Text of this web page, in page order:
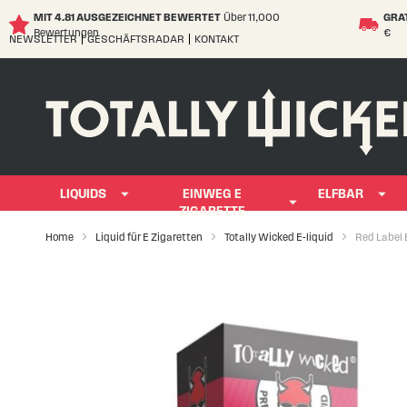
MIT 4.81 AUSGEZEICHNET BEWERTET Über 11,000
Bewertungen
€
Skip
NEWSLETTER GESCHÄFTSRADAR KONTAKT
LIQUIDS
EINWEG E
ZIGARETTE
ELFBAR
Home Liquid für E Zigaretten Totally Wicked E-liquid Red Label